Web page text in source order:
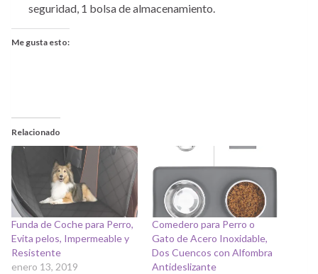
seguridad, 1 bolsa de almacenamiento.
Me gusta esto:
Relacionado
Funda de Coche para Perro,
Evita pelos, Impermeable y
Resistente
enero 13, 2019
Comedero para Perro o
Gato de Acero Inoxidable,
Dos Cuencos con Alfombra
Antideslizante